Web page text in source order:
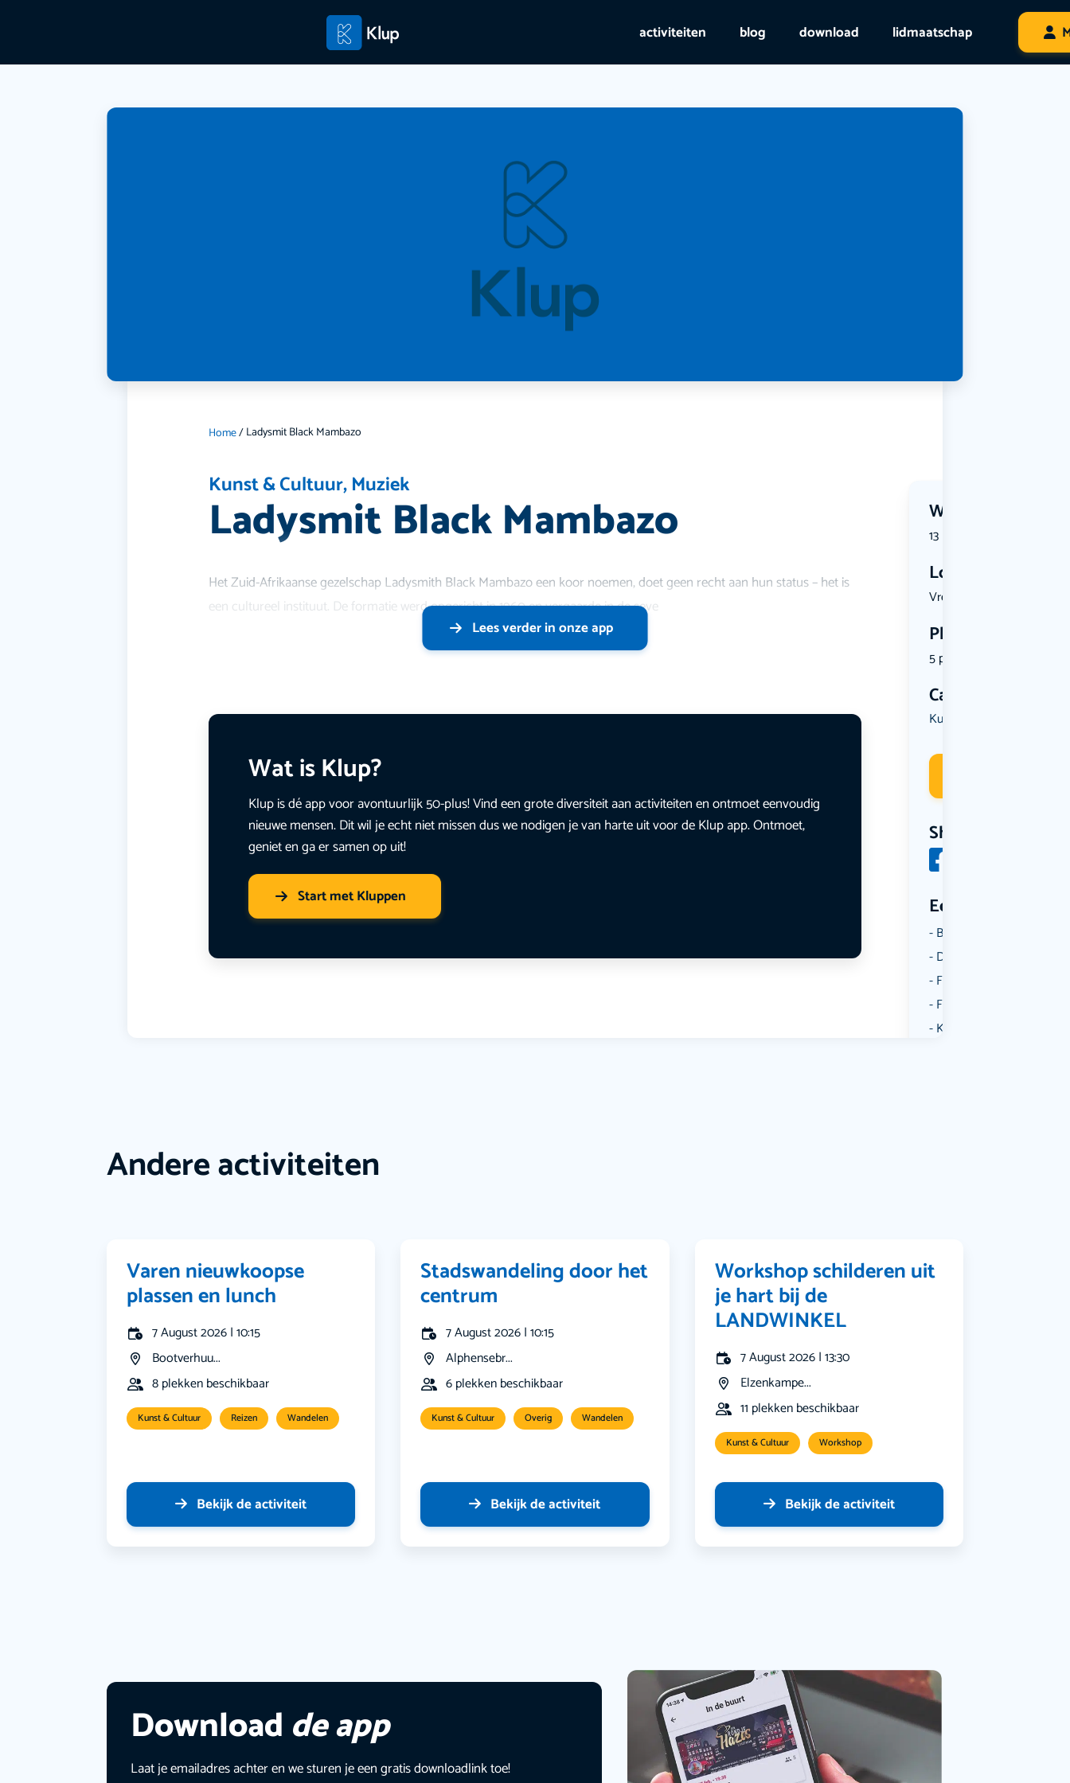
activiteiten blog download lidmaatschap
Home/Ladysmit Black Mambazo
Kunst & Cultuur,Muziek
Ladysmit Black Mambazo Wanneer?
13 December 2026 | 19:30
Locatie
Vredenburg...
Plekken
5 plekken beschikbaar
Categorie
Kunst & Cultuur
Share
Een aantal
Borrelen
Dansen
Fietsen
Film
Kunst & Cultuur
Het Zuid-Afrikaanse gezelschap Ladysmith Black Mambazo een koor noemen, doet geen recht aan hun status – het is
een cultureel instituut. De formatie werd opgericht in 1960 en vergaarde in de seve
Lees verder in onze app
Wat is Klup?
Klup is dé app voor avontuurlijk 50-plus! Vind een grote diversiteit aan activiteiten en ontmoet eenvoudig
nieuwe mensen. Dit wil je echt niet missen dus we nodigen je van harte uit voor de Klup app. Ontmoet,
geniet en ga er samen op uit!
Start met Kluppen
Andere activiteiten
Varen nieuwkoopse
plassen en lunch
7 August 2026 | 10:15
Bootverhuu...
8 plekken beschikbaar
Kunst & Cultuur Reizen Wandelen
Bekijk de activiteit
Stadswandeling door het
centrum
7 August 2026 | 10:15
Alphensebr...
6 plekken beschikbaar
Kunst & Cultuur Overig Wandelen
Bekijk de activiteit
Workshop schilderen uit
je hart bij de
LANDWINKEL
7 August 2026 | 13:30
Elzenkampe...
11 plekken beschikbaar
Kunst & Cultuur Workshop
Bekijk de activiteit
Download de app
Laat je emailadres achter en we sturen je een gratis downloadlink toe!